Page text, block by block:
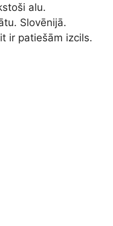
alu.
Slovēnijā.
ir patiešām izcils.